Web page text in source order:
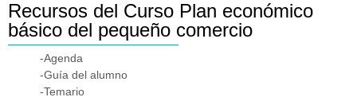
Recursos del Curso Plan económico
básico del pequeño comercio
-Agenda
-Guía del alumno
-Temario